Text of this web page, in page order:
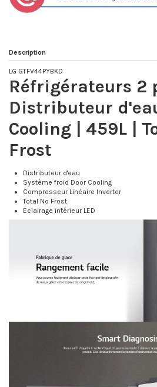
Description
LG GTFV44PYBKD
Réfrigérateurs 2
Distributeur
Cooling | 459L |
Frost
Distributeur d'eau
Système froid Door Cooling
Compresseur Linéaire Inverter
Total No Frost
Eclairage intérieur LED